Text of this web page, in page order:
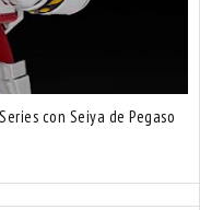
con Seiya de Pegaso